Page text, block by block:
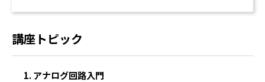
講座トピック
1. アナログ回路入門